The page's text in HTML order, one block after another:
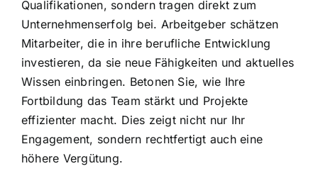
Qualifikationen, sondern tragen direkt zum
Unternehmenserfolg bei. Arbeitgeber schätzen
Mitarbeiter, die in ihre berufliche Entwicklung
investieren, da sie neue Fähigkeiten und aktuelles
Wissen einbringen. Betonen Sie, wie Ihre
Fortbildung das Team stärkt und Projekte
effizienter macht. Dies zeigt nicht nur Ihr
Engagement, sondern rechtfertigt auch eine
höhere Vergütung.